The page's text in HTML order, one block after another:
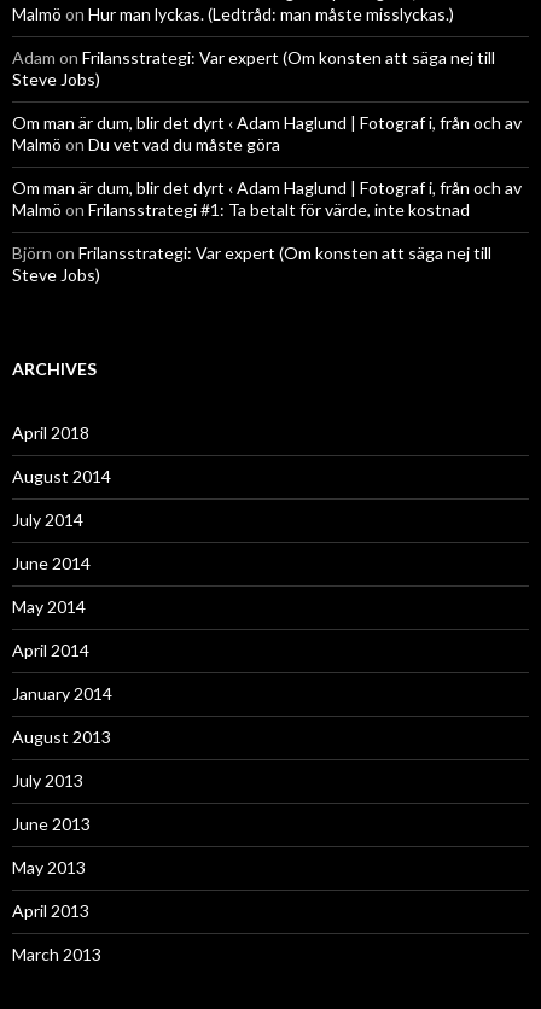
Malmö on Hur man lyckas. (Ledtråd: man måste misslyckas.)
Adam on Frilansstrategi: Var expert (Om konsten att säga nej till
Steve Jobs)
Om man är dum, blir det dyrt ‹ Adam Haglund | Fotograf i, från och av
Malmö on Du vet vad du måste göra
Om man är dum, blir det dyrt ‹ Adam Haglund | Fotograf i, från och av
Malmö on Frilansstrategi #1: Ta betalt för värde, inte kostnad
Björn on Frilansstrategi: Var expert (Om konsten att säga nej till
Steve Jobs)
ARCHIVES
April 2018
August 2014
July 2014
June 2014
May 2014
April 2014
January 2014
August 2013
July 2013
June 2013
May 2013
April 2013
March 2013